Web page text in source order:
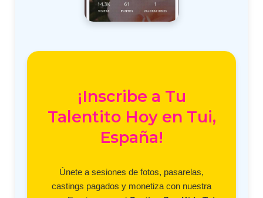
¡Inscribe a Tu
Talentito Hoy en Tui,
España!
Únete a sesiones de fotos, pasarelas,
castings pagados y monetiza con nuestra